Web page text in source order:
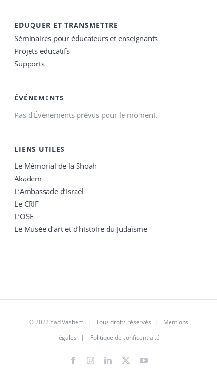
EDUQUER ET TRANSMETTRE
Séminaires pour éducateurs et enseignants
Projets éducatifs
Supports
ÉVÉNEMENTS
Pas d'Évènements prévus pour le moment.
LIENS UTILES
Le Mémorial de la Shoah
Akadem
L’Ambassade d’Israël
Le CRIF
L’OSE
Le Musée d’art et d’histoire du Judaïsme
© 2022 Yad Vashem | Tous droits réservés | Mentions
légales | Politique de confidentialté
FacebookInstagramLinkedIn
X YouTube